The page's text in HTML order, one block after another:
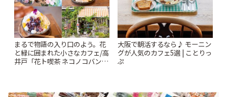
まるで物語の入り口のよう。花
と緑に囲まれた小さなカフェ/高
井戸「花ト喫茶 ネコノコバン」
大阪で朝活するなら♪ モーニン
グが人気のカフェ5選 | ことりっ
ぷ